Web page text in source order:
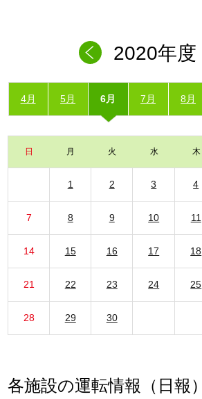
2020年度
4月 5月 6月 7月 8月
日 月 火 水 木
1 2 3 4
7 8 9 10 11
14 15 16 17 18
21 22 23 24 25
28 29 30
各施設の運転情報（日報）